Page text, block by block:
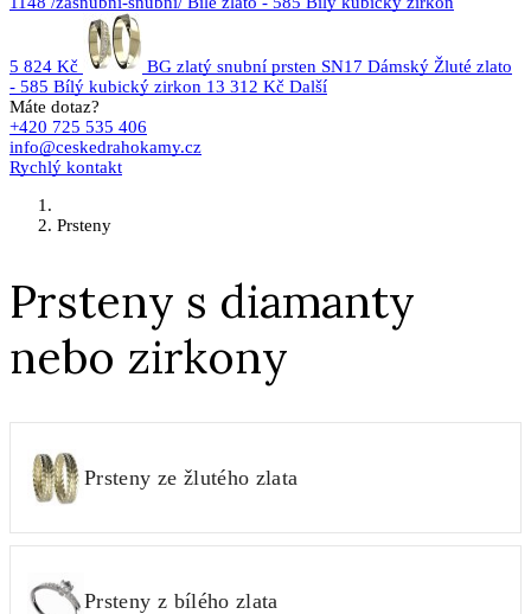
5 824 Kč
BG zlatý snubní prsten SN17 Dámský Žluté zlato
- 585 Bílý kubický zirkon 13 312 Kč Další
Máte dotaz?
+420 725 535 406
info@ceskedrahokamy.cz
Rychlý kontakt
Prsteny
Prsteny s diamanty
nebo zirkony
Prsteny ze žlutého zlata
Prsteny z bílého zlata